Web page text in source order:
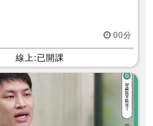
00分
線上:已開課